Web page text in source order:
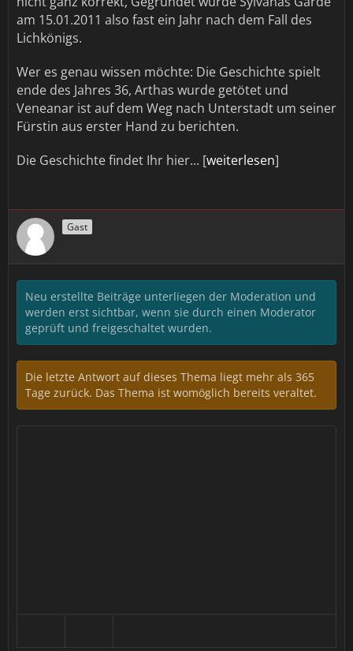
am 15.01.2011 also fast ein Jahr nach dem Fall des
Lichkönigs.
Wer es genau wissen möchte: Die Geschichte spielt
ende des Jahres 36, Arthas wurde getötet und
Veneanar ist auf dem Weg nach Unterstadt um seiner
Fürstin aus erster Hand zu berichten.
Die Geschichte findet Ihr hier... [weiterlesen]
Gast
Neu erstellte Beiträge unterliegen der Moderation und
werden erst sichtbar, wenn sie durch einen Moderator
geprüft und freigeschaltet wurden.
Die letzte Antwort auf dieses Thema liegt mehr als 365
Tage zurück. Das Thema ist womöglich bereits veraltet.